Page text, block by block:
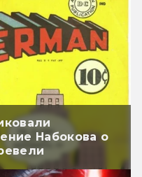
Набокова о